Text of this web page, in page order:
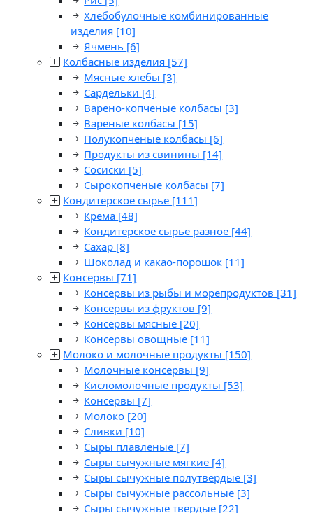
Хлебобулочные комбинированные
изделия [10]
Ячмень [6]
Колбасные изделия [57]
Мясные хлебы [3]
Сардельки [4]
Варено-копченые колбасы [3]
Вареные колбасы [15]
Полукопченые колбасы [6]
Продукты из свинины [14]
Сосиски [5]
Сырокопченые колбасы [7]
Кондитерское сырье [111]
Крема [48]
Кондитерское сырье разное [44]
Сахар [8]
Шоколад и какао-порошок [11]
Консервы [71]
Консервы из рыбы и морепродуктов [31]
Консервы из фруктов [9]
Консервы мясные [20]
Консервы овощные [11]
Молоко и молочные продукты [150]
Молочные консервы [9]
Кисломолочные продукты [53]
Консервы [7]
Молоко [20]
Сливки [10]
Сыры плавленые [7]
Сыры сычужные мягкие [4]
Сыры сычужные полутвердые [3]
Сыры сычужные рассольные [3]
Сыры сычужные твердые [22]